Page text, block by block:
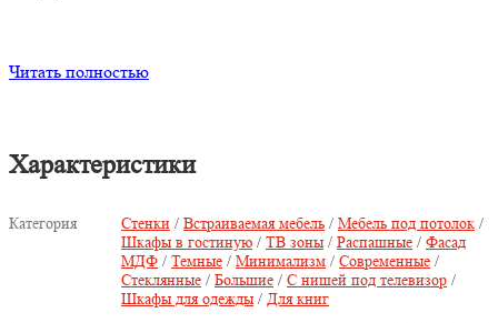
Читать полностью
Характеристики
Категория Стенки / Встраиваемая мебель / Мебель под потолок /
Шкафы в гостиную / ТВ зоны / Распашные / Фасад
МДФ / Темные / Минимализм / Современные /
Стеклянные / Большие / С нишей под телевизор /
Шкафы для одежды / Для книг